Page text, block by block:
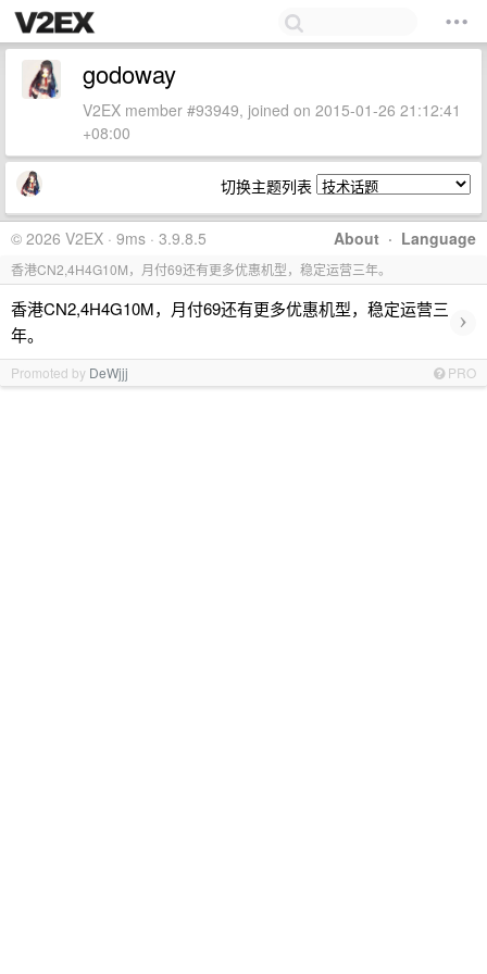
godoway
V2EX member #93949, joined on 2015-01-26 21:12:41
+08:00
切换主题列表
About · Language
© 2026 V2EX · 9ms · 3.9.8.5
香港CN2,4H4G10M，月付69还有更多优惠机型，稳定运营三年。
香港CN2,4H4G10M，月付69还有更多优惠机型，稳定运营三
年。
›
Promoted by DeWjjj PRO